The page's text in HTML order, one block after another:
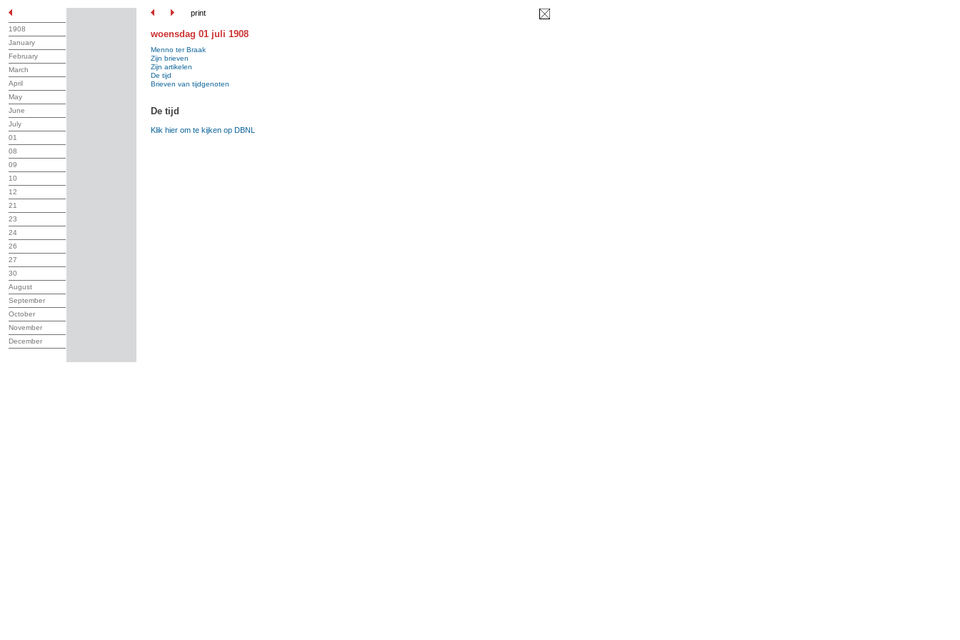
print
1908
January
February
March
April
May
June
July
01
08
09
10
12
21
23
24
26
27
30
August
September
October
November
December
woensdag 01 juli 1908
Menno ter Braak
Zijn brieven
Zijn artikelen
De tijd
Brieven van tijdgenoten
De tijd
Klik hier om te kijken op DBNL